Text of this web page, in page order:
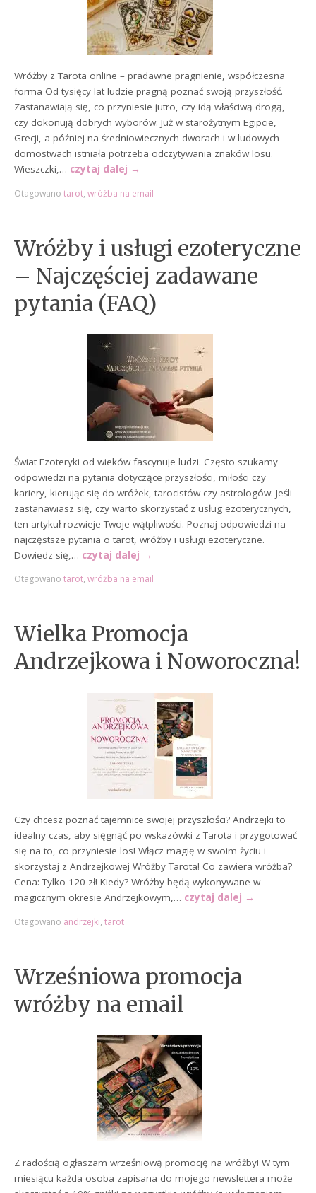
Wróżby z Tarota online – pradawne pragnienie, współczesna
forma Od tysięcy lat ludzie pragną poznać swoją przyszłość.
Zastanawiają się, co przyniesie jutro, czy idą właściwą drogą,
czy dokonują dobrych wyborów. Już w starożytnym Egipcie,
Grecji, a później na średniowiecznych dworach i w ludowych
domostwach istniała potrzeba odczytywania znaków losu.
Wieszczki,… czytaj dalej →
Otagowanotarot,wróżba na email
Wróżby i usługi ezoteryczne
– Najczęściej zadawane
pytania (FAQ)
Świat Ezoteryki od wieków fascynuje ludzi. Często szukamy
odpowiedzi na pytania dotyczące przyszłości, miłości czy
kariery, kierując się do wróżek, tarocistów czy astrologów. Jeśli
zastanawiasz się, czy warto skorzystać z usług ezoterycznych,
ten artykuł rozwieje Twoje wątpliwości. Poznaj odpowiedzi na
najczęstsze pytania o tarot, wróżby i usługi ezoteryczne.
Dowiedz się,… czytaj dalej →
Otagowanotarot,wróżba na email
Wielka Promocja
Andrzejkowa i Noworoczna!
Czy chcesz poznać tajemnice swojej przyszłości? Andrzejki to
idealny czas, aby sięgnąć po wskazówki z Tarota i przygotować
się na to, co przyniesie los! Włącz magię w swoim życiu i
skorzystaj z Andrzejkowej Wróżby Tarota! Co zawiera wróżba?
Cena: Tylko 120 zł! Kiedy? Wróżby będą wykonywane w
magicznym okresie Andrzejkowym,… czytaj dalej →
Otagowano andrzejki,tarot
Wrześniowa promocja
wróżby na email
Z radością ogłaszam wrześniową promocję na wróżby! W tym
miesiącu każda osoba zapisana do mojego newslettera może